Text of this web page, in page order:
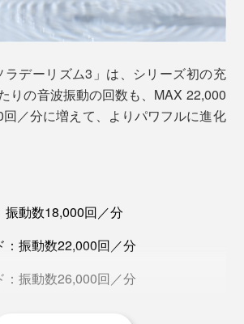
いうと、歯の表面ばかりをゴシゴシ
いそうです。
歯に溜まった歯垢が、今まで以上に
ラデーリズム3」は、シリーズ初の充
りの音波振動の回数も、MAX 22,000
／分に増えて、よりパワフルに進化
振動数18,000回／分
：振動数22,000回／分
：振動数26,000回／分